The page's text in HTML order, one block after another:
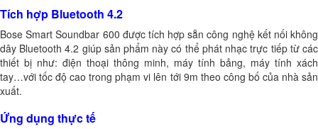
Tích hợp Bluetooth 4.2
Bose Smart Soundbar 600 được tích hợp sẵn công nghệ kết nối không
dây Bluetooth 4.2 giúp sản phẩm này có thể phát nhạc trực tiếp từ các
thiết bị như: điện thoại thông minh, máy tính bảng, máy tính xách
tay…với tốc độ cao trong phạm vi lên tới 9m theo công bố của nhà sản
xuất.
Ứng dụng thực tế